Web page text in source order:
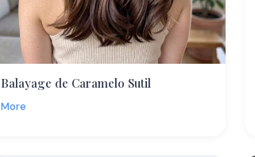
Balayage de Caramelo Sutil
More